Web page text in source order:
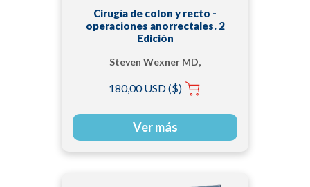
Cirugía de colon y recto -
operaciones anorrectales. 2
Edición
Steven Wexner MD,
180,00 USD ($)
Ver más